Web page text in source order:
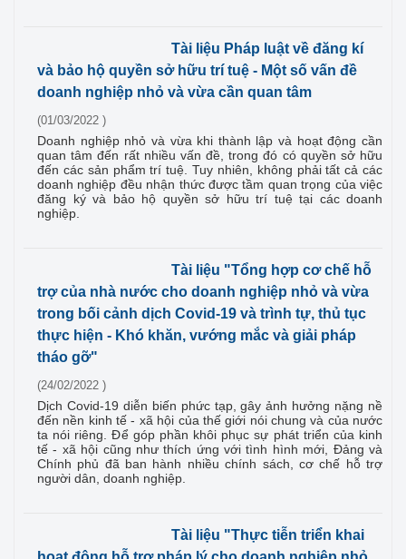
Tài liệu Pháp luật về đăng kí
và bảo hộ quyền sở hữu trí tuệ - Một số vấn đề
doanh nghiệp nhỏ và vừa cần quan tâm
(01/03/2022 )
Doanh nghiệp nhỏ và vừa khi thành lập và hoạt động cần
quan tâm đến rất nhiều vấn đề, trong đó có quyền sở hữu
đến các sản phẩm trí tuệ. Tuy nhiên, không phải tất cả các
doanh nghiệp đều nhận thức được tầm quan trọng của việc
đăng ký và bảo hộ quyền sở hữu trí tuệ tại các doanh
nghiệp.
Tài liệu "Tổng hợp cơ chế hỗ
trợ của nhà nước cho doanh nghiệp nhỏ và vừa
trong bối cảnh dịch Covid-19 và trình tự, thủ tục
thực hiện - Khó khăn, vướng mắc và giải pháp
tháo gỡ"
(24/02/2022 )
Dịch Covid-19 diễn biến phức tạp, gây ảnh hưởng nặng nề
đến nền kinh tế - xã hội của thế giới nói chung và của nước
ta nói riêng. Để góp phần khôi phục sự phát triển của kinh
tế - xã hội cũng như thích ứng với tình hình mới, Đảng và
Chính phủ đã ban hành nhiều chính sách, cơ chế hỗ trợ
người dân, doanh nghiệp.
Tài liệu "Thực tiễn triển khai